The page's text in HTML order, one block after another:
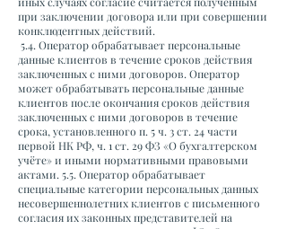
при заключении договора или при совершении
конклюдентных действий.
5.4. Оператор обрабатывает персональные
данные клиентов в течение сроков действия
заключенных с ними договоров. Оператор
может обрабатывать персональные данные
клиентов после окончания сроков действия
заключенных с ними договоров в течение
срока, установленного п. 5 ч. 3 ст. 24 части
первой НК РФ, ч. 1 ст. 29 ФЗ «О бухгалтерском
учёте» и иными нормативными правовыми
актами. 5.5. Оператор обрабатывает
специальные категории персональных данных
несовершеннолетних клиентов с письменного
согласия их законных представителей на